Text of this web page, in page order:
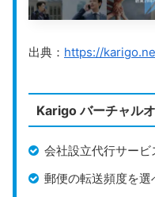
なサービスがパッケー
でも、法人登記が可能
また、郵便物は、週に
取れます。
出典： https://
Karigo バーチャル
会社設立代行サービ
郵便の転送頻度を選